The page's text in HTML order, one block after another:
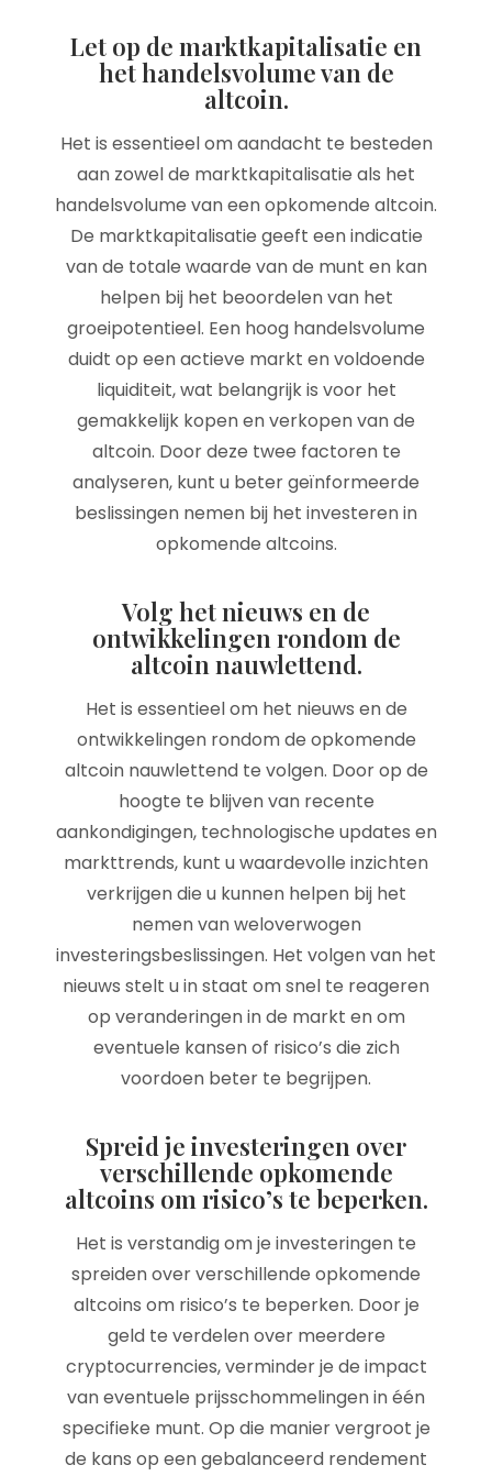
Let op de marktkapitalisatie en
het handelsvolume van de
altcoin.
Het is essentieel om aandacht te besteden
aan zowel de marktkapitalisatie als het
handelsvolume van een opkomende altcoin.
De marktkapitalisatie geeft een indicatie
van de totale waarde van de munt en kan
helpen bij het beoordelen van het
groeipotentieel. Een hoog handelsvolume
duidt op een actieve markt en voldoende
liquiditeit, wat belangrijk is voor het
gemakkelijk kopen en verkopen van de
altcoin. Door deze twee factoren te
analyseren, kunt u beter geïnformeerde
beslissingen nemen bij het investeren in
opkomende altcoins.
Volg het nieuws en de
ontwikkelingen rondom de
altcoin nauwlettend.
Het is essentieel om het nieuws en de
ontwikkelingen rondom de opkomende
altcoin nauwlettend te volgen. Door op de
hoogte te blijven van recente
aankondigingen, technologische updates en
markttrends, kunt u waardevolle inzichten
verkrijgen die u kunnen helpen bij het
nemen van weloverwogen
investeringsbeslissingen. Het volgen van het
nieuws stelt u in staat om snel te reageren
op veranderingen in de markt en om
eventuele kansen of risico’s die zich
voordoen beter te begrijpen.
Spreid je investeringen over
verschillende opkomende
altcoins om risico’s te beperken.
Het is verstandig om je investeringen te
spreiden over verschillende opkomende
altcoins om risico’s te beperken. Door je
geld te verdelen over meerdere
cryptocurrencies, verminder je de impact
van eventuele prijsschommelingen in één
specifieke munt. Op die manier vergroot je
de kans op een gebalanceerd rendement